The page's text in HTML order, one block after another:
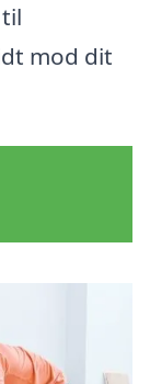
mod dit